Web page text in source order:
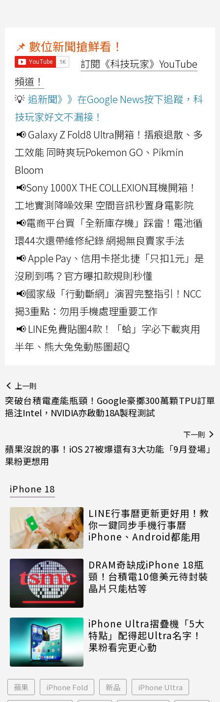
📌 數位新聞搶鮮看！
訂閱《科技玩家》YouTube
頻道！
💡 追新聞》》在Google News按下追蹤，科
技玩家好文不漏接！
📢 Galaxy Z Fold8 Ultra開箱！摺痕退散、多
工效能 同時爽玩Pokemon GO、Pikmin
Bloom
📢Sony 1000X THE COLLEXION耳機開箱！
工地實測降噪效果 空間音訊秒置身電影院
📢電商平台買「全新庫存機」踩雷！電池循
環44次還帶維修紀錄 網揭無良賣家手法
📢 Apple Pay、信用卡搭北捷「只扣1元」是
沒刷到嗎？官方曝扣款規則秒懂
📢國家級「行動斷網」演習完整指引！NCC
揭3重點：勿用手機處理重要工作
📢 LINE免費貼圖4款！「蛤」字必下載爽用
半年、熊大兔兔動態圖超Q
上一則
突破台積電產能瓶頸！Google豪擲300萬顆TPU訂單
挹注Intel，NVIDIA亦啟動18A製程測試
下一則
蘋果沒說的事！iOS 27被爆還有3大功能「9月登場」
果粉更想用
iPhone 18
LINE行事曆更新更好用！教
你一鍵同步手機行事曆
iPhone、Android都能用
DRAM奇缺成iPhone 18瓶
頸！台積電10億美元待封裝
晶片只能枯等
iPhone Ultra摺疊機「5大
特點」配得起Ultra名字！
果粉看完更心動
蘋果 iPhone Fold 新品 iPhone Ultra